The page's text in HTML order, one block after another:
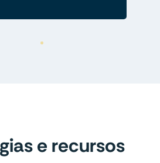
e recursos